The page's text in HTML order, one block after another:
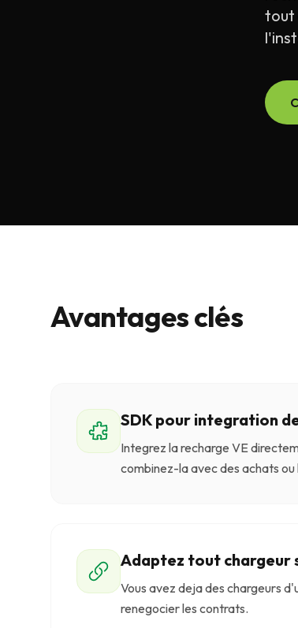
tout
Avantages clés
SDK pour integration
Integrez la recharge VE
combinez-la avec des achats
Adaptez tout chargeur
Vous avez deja des chargeurs
renegocier les contrats.